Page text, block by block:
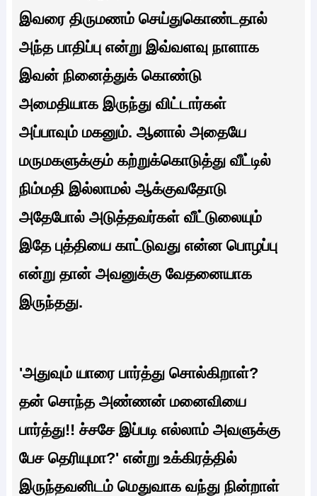
இவரை திருமணம் செய்துகொண்டதால்
அந்த பாதிப்பு என்று இவ்வளவு நாளாக
இவன் நினைத்துக் கொண்டு
அமைதியாக இருந்து விட்டார்கள்
அப்பாவும் மகனும். ஆனால் அதையே
மருமகளுக்கும் கற்றுக்கொடுத்து வீட்டில்
நிம்மதி இல்லாமல் ஆக்குவதோடு
அதேபோல் அடுத்தவர்கள் வீட்டுலையும்
இதே புத்தியை காட்டுவது என்ன பொழப்பு
என்று தான் அவனுக்கு வேதனையாக
இருந்தது.
'அதுவும் யாரை பார்த்து சொல்கிறாள்?
தன் சொந்த அண்ணன் மனைவியை
பார்த்து!! ச்சசே இப்படி எல்லாம் அவளுக்கு
பேச தெரியுமா?' என்று உக்கிரத்தில்
இருந்தவனிடம் மெதுவாக வந்து நின்றாள்